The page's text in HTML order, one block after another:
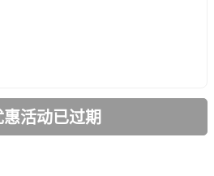
惠活动已过期